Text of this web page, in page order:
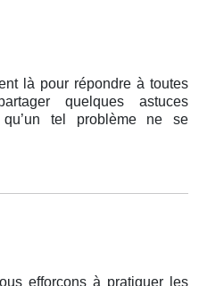
là pour répondre à toutes
quelques astuces
qu’un tel problème ne se
efforçons à pratiquer les